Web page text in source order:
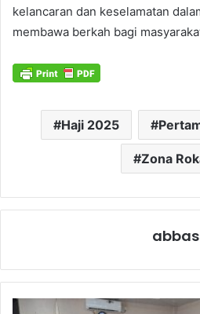
kelancaran dan keselamatan
membawa berkah bagi
Haji 2025
Zona
abbas